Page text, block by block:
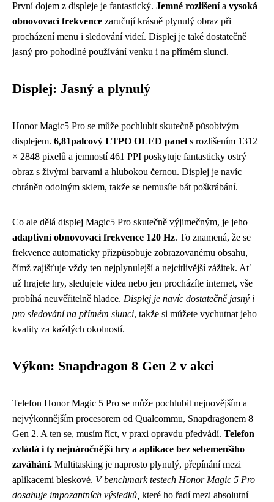
První dojem z displeje je fantastický. Jemné rozlišenía vysoká
obnovovací frekvence zaručují krásně plynulý obraz při
procházení menu i sledování videí. Displej je také dostatečně
jasný pro pohodlné používání venku i na přímém slunci.
Displej: Jasný a plynulý
Honor Magic5 Pro se může pochlubit skutečně působivým
displejem. 6,81palcový LTPO OLED panel s rozlišením 1312
× 2848 pixelů a jemností 461 PPI poskytuje fantasticky ostrý
obraz s živými barvami a hlubokou černou. Displej je navíc
chráněn odolným sklem, takže se nemusíte bát poškrábání.
Co ale dělá displej Magic5 Pro skutečně výjimečným, je jeho
adaptivní obnovovací frekvence 120 Hz. To znamená, že se
frekvence automaticky přizpůsobuje zobrazovanému obsahu,
čímž zajišťuje vždy ten nejplynulejší a nejcitlivější zážitek. Ať
už hrajete hry, sledujete videa nebo jen procházíte internet, vše
probíhá neuvěřitelně hladce. Displej je navíc dostatečně jasný i
pro sledování na přímém slunci, takže si můžete vychutnat jeho
kvality za každých okolností.
Výkon: Snapdragon 8 Gen 2 v akci
Telefon Honor Magic 5 Pro se může pochlubit nejnovějším a
nejvýkonnějším procesorem od Qualcommu, Snapdragonem 8
Gen 2. A ten se, musím říct, v praxi opravdu předvádí. Telefon
zvládá i ty nejnáročnější hry a aplikace bez sebemenšího
zaváhání. Multitasking je naprosto plynulý, přepínání mezi
aplikacemi bleskové. V benchmark testech Honor Magic 5 Pro
dosahuje impozantních výsledků, které ho řadí mezi absolutní